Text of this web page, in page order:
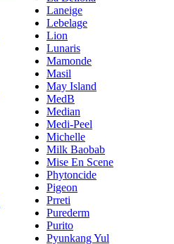
Laneige
Lebelage
Lion
Lunaris
Mamonde
Masil
May Island
MedB
Median
Medi-Peel
Michelle
Milk Baobab
Mise En Scene
Phytoncide
Pigeon
Prreti
Purederm
Purito
Pyunkang Yul